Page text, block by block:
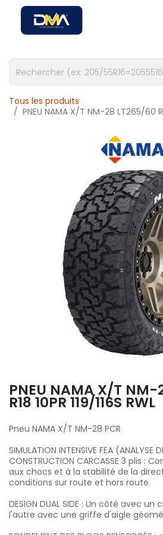
Tous les produits
PNEU NAMA X/T NM-28 LT265/60
PNEU NAMA X/T
R18 10PR 119/116S RWL
Pneu NAMA X/T NM-28 PCR
SIMULATION INTENSIVE FEA (ANALYSE
CONSTRUCTION CARCASSE 3 plis :
aux chocs et à la stabilité de la
conditions sur route et hors route.
DESIGN DUAL SIDE : Un côté avec
l'autre avec une griffe d'aigle